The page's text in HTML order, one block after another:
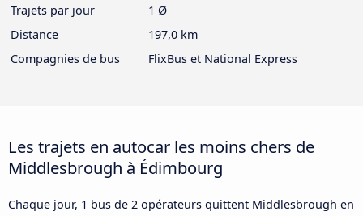
Trajets par jour
1 Ø
Distance
197,0 km
Compagnies de bus
FlixBus et National Express
Les trajets en autocar les moins chers de
Middlesbrough à Édimbourg
Chaque jour, 1 bus de 2 opérateurs quittent Middlesbrough en